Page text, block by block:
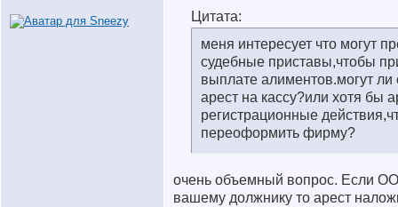
Цитата:
меня интересует что могут
судебные приставы,чтобы
выплате алиментов.могут ли
арест на кассу?или хотя бы
регистрационные
переоформить фирму?
очень объемный вопрос. Если
вашему должнику то арест